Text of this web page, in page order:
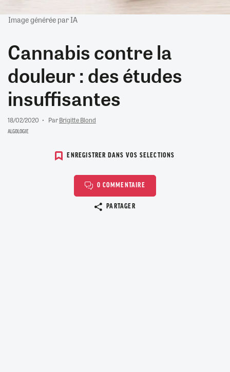
Image générée par IA
Cannabis contre la
douleur : des études
insuffisantes
18/02/2020 ParBrigitte Blond
ALGOLOGIE
ENREGISTRER DANS VOS SELECTIONS
0 COMMENTAIRE
PARTAGER